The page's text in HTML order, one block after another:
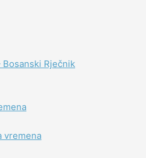
Bosanski Rječnik
vremena